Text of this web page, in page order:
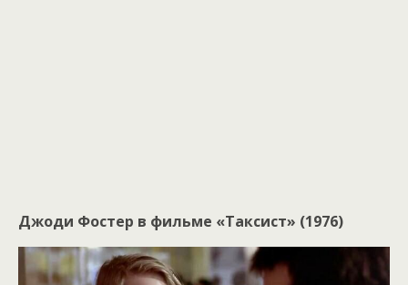
Джоди Фостер в фильме «Таксист» (1976)